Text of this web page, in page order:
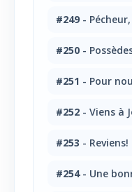
#249 -
#250 -
#251 - Pour
#252 - Viens à
#253 - Reviens!
#254- Une